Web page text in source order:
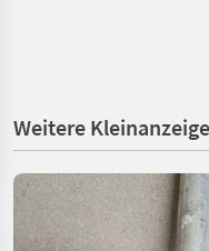
Weitere